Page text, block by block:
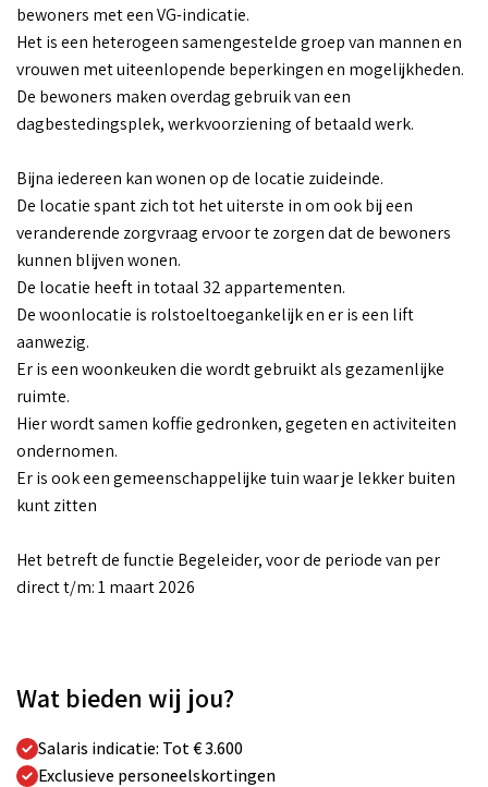
bewoners met een VG-indicatie.
Het is een heterogeen samengestelde groep van mannen en
vrouwen met uiteenlopende beperkingen en mogelijkheden.
De bewoners maken overdag gebruik van een
dagbestedingsplek, werkvoorziening of betaald werk.
Bijna iedereen kan wonen op de locatie zuideinde.
De locatie spant zich tot het uiterste in om ook bij een
veranderende zorgvraag ervoor te zorgen dat de bewoners
kunnen blijven wonen.
De locatie heeft in totaal 32 appartementen.
De woonlocatie is rolstoeltoegankelijk en er is een lift
aanwezig.
Er is een woonkeuken die wordt gebruikt als gezamenlijke
ruimte.
Hier wordt samen koffie gedronken, gegeten en activiteiten
ondernomen.
Er is ook een gemeenschappelijke tuin waar je lekker buiten
kunt zitten
Het betreft de functie Begeleider, voor de periode van per
direct t/m: 1 maart 2026
Wat bieden wij jou?
Salaris indicatie: Tot € 3.600
Exclusieve personeelskortingen